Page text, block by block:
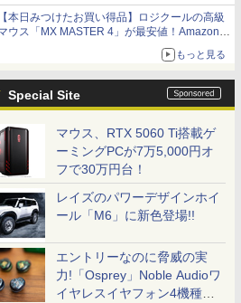
本日みつけたお買い得品】ロジクールの高級
ウス「MX MASTER 4」が最安値！Amazonで
もっと見る
Special Site
マウス、RTX 5060 Ti搭載ゲ
ーミングPCが7万5,000円オ
フで30万円台！
レイズのパワーデザインホイ
ール「M6」に新色登場!!
エントリーなのに脅威の実
力!「Osprey」Noble Audioワ
イヤレスイヤフォン4機種を